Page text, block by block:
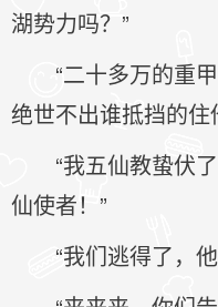
湖势力吗？”
“二十多万的重
绝世不出谁抵挡的住
“我五仙教蛰伏
仙使者！”
“我们逃得了，